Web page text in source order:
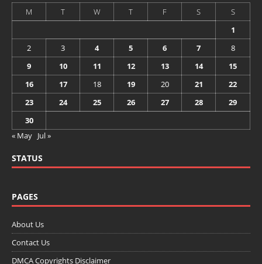
M
T W T F S
S
1
2
3 4 5 6 7
8
9
10 11 12 13 14
15
16
17 18 19 20 21
22
23
24 25 26 27 28
29
30
« May Jul »
STATUS
PAGES
About Us
Contact Us
DMCA Copyrights Disclaimer